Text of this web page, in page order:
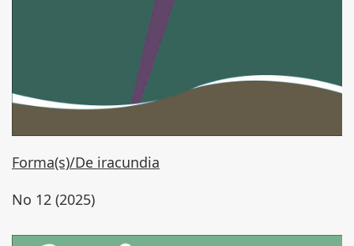
Forma(s)/De iracundia
No 12 (2025)